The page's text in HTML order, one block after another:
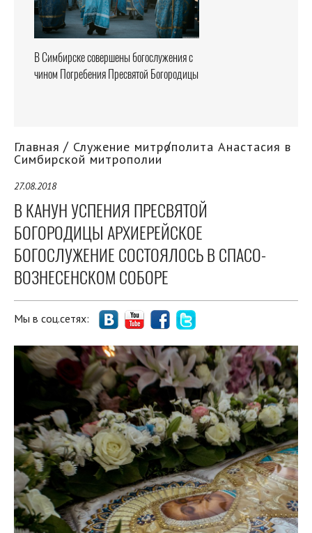
В Симбирске совершены богослужения с
чином Погребения Пресвятой Богородицы
Главная Служение митрополита Анастасия в
Симбирской митрополии
27.08.2018
В КАНУН УСПЕНИЯ ПРЕСВЯТОЙ
БОГОРОДИЦЫ АРХИЕРЕЙСКОЕ
БОГОСЛУЖЕНИЕ СОСТОЯЛОСЬ В СПАСО-
ВОЗНЕСЕНСКОМ СОБОРЕ
Мы в соц.сетях: